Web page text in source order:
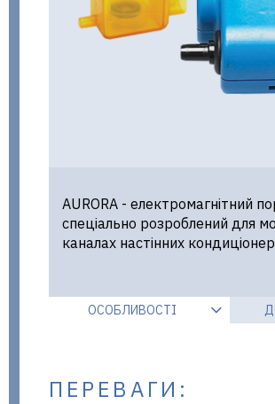
AURORA - електромагнітний
спеціально розроблений для
каналах настінних
ОСОБЛИВОСТІ
ПЕРЕВАГИ: